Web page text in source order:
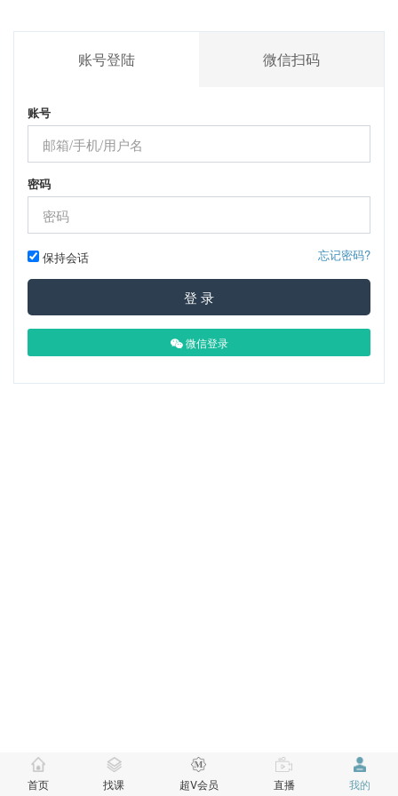
账号登陆 微信扫码
账号
密码
保持会话 忘记密码?
登 录
微信登录
首页 找课 超V会员 直播 我的